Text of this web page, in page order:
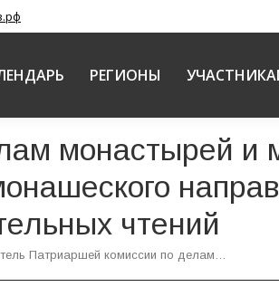
РЕГИОНЫ
монастырей и
чтений
Патриаршей комиссии по делам…